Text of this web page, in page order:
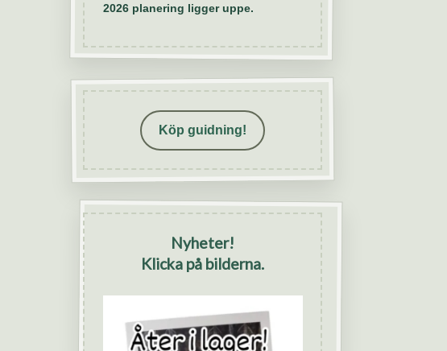
2026 planering ligger uppe.
Köp guidning!
Nyheter!
Klicka på bilderna.